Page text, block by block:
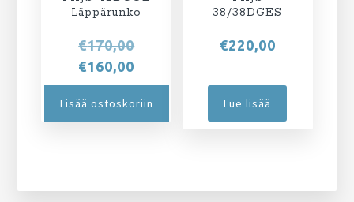
Läppärunko
€170,00Alkuperäinen
oli:
€170,00.
€160,00
hinta
on:
Lisää ostoskoriin
38/38DGES
€220,00
Lue lisää